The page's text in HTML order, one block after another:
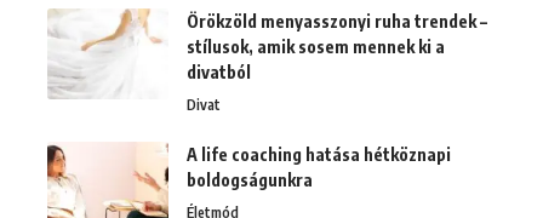
Örökzöld menyasszonyi ruha trendek –
stílusok, amik sosem mennek ki a
divatból
Divat
A life coaching hatása hétköznapi
boldogságunkra
Életmód